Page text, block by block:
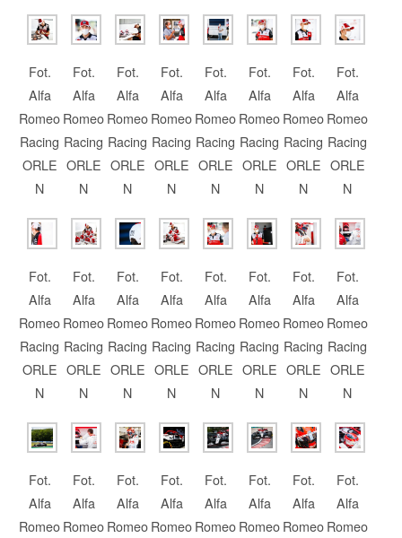
Fot.
Alfa
Romeo
Racing
ORLE
N
Fot.
Alfa
Romeo
Racing
ORLE
N
Fot.
Alfa
Romeo
Racing
ORLE
N
Fot.
Alfa
Romeo
Racing
ORLE
N
Fot.
Alfa
Romeo
Racing
ORLE
N
Fot.
Alfa
Romeo
Racing
ORLE
N
Fot.
Alfa
Romeo
Racing
ORLE
N
Fot.
Alfa
Romeo
Racing
ORLE
N
Fot.
Alfa
Romeo
Racing
ORLE
N
Fot.
Alfa
Romeo
Racing
ORLE
N
Fot.
Alfa
Romeo
Racing
ORLE
N
Fot.
Alfa
Romeo
Racing
ORLE
N
Fot.
Alfa
Romeo
Racing
ORLE
N
Fot.
Alfa
Romeo
Racing
ORLE
N
Fot.
Alfa
Romeo
Racing
ORLE
N
Fot.
Alfa
Romeo
Racing
ORLE
N
Fot.
Alfa
Romeo
Fot.
Alfa
Romeo
Fot.
Alfa
Romeo
Fot.
Alfa
Romeo
Fot.
Alfa
Romeo
Fot.
Alfa
Romeo
Fot.
Alfa
Romeo
Fot.
Alfa
Romeo